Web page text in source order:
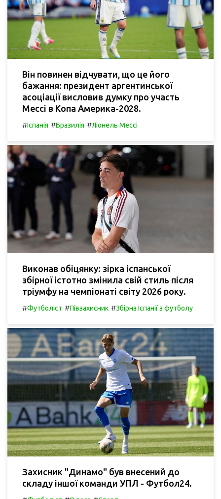
Він повинен відчувати, що це його
бажання: президент аргентинської
асоціації висловив думку про участь
Мессі в Копа Америка-2028.
#Іспанія #Бразилія #Ліонель Мессі
Виконав обіцянку: зірка іспанської
збірної істотно змінила свій стиль після
тріумфу на чемпіонаті світу 2026 року.
#Футболіст #Півзахисник #Збірна Іспанії з футболу
Захисник "Динамо" був внесений до
складу іншої команди УПЛ - Футбол24.